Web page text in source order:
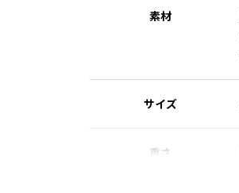
れた素材を指します。
素材
サイズ
重さ